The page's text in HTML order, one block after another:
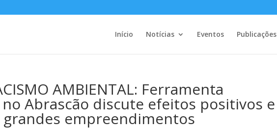
Início Notícias Eventos Publicações
AMBIENTAL: Ferramenta
Abrascão discute efeitos positivos e
grandes empreendimentos